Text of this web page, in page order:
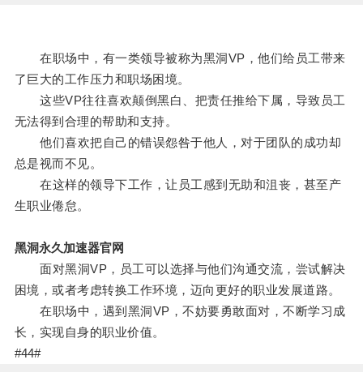
在职场中，有一类领导被称为黑洞VP，他们给员工带来
了巨大的工作压力和职场困境。
这些VP往往喜欢颠倒黑白、把责任推给下属，导致员工
无法得到合理的帮助和支持。
他们喜欢把自己的错误怨咎于他人，对于团队的成功却
总是视而不见。
在这样的领导下工作，让员工感到无助和沮丧，甚至产
生职业倦怠。
黑洞永久加速器官网
面对黑洞VP，员工可以选择与他们沟通交流，尝试解决
困境，或者考虑转换工作环境，迈向更好的职业发展道路。
在职场中，遇到黑洞VP，不妨要勇敢面对，不断学习成
长，实现自身的职业价值。
#44#